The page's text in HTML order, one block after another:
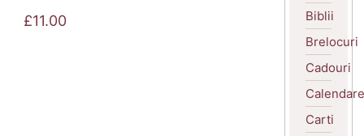
£11.00
Biblii
Brelocuri
Cadouri
Calendare
Carti